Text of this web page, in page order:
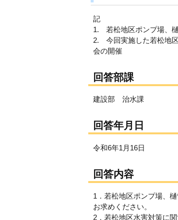
記
1. 若松地区ポンプ場、
2. 今回実施した若松地
会の開催
回答部課
建設部 治水課
回答年月日
令和6年1月16日
回答内容
1．若松地区ポンプ場、
お求めください。
2．若松地区水害対策に